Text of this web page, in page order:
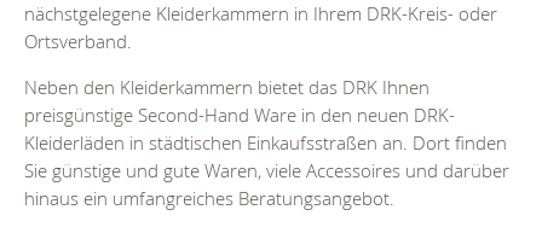
nächstgelegene Kleiderkammern in Ihrem DRK-Kreis- oder
Ortsverband.
Neben den Kleiderkammern bietet das DRK Ihnen
preisgünstige Second-Hand Ware in den neuen DRK-
Kleiderläden in städtischen Einkaufsstraßen an. Dort finden
Sie günstige und gute Waren, viele Accessoires und darüber
hinaus ein umfangreiches Beratungsangebot.